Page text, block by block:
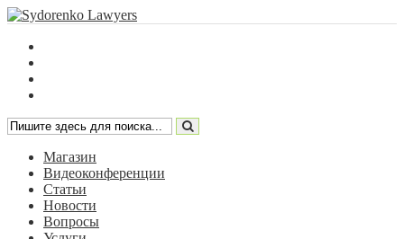
Магазин
Видеоконференции
Статьи
Новости
Вопросы